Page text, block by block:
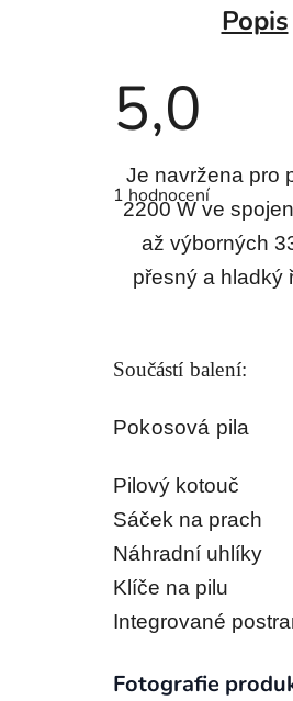
Popis
5,0
Průměrné
hodnocení
produktu
je
hvězdiček.
1 hodnocení
Je navržena pro
2200 W ve
až výborných
přesný a hladký
Součástí balení:
Pokosová pila
Pilový kotouč
Sáček na prach
Náhradní uhlíky
Klíče na pilu
Integrované
Fotografie